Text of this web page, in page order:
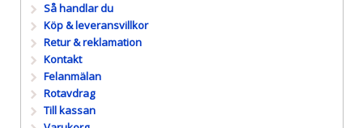
Så handlar du
Köp & leveransvillkor
Retur & reklamation
Kontakt
Felanmälan
Rotavdrag
Till kassan